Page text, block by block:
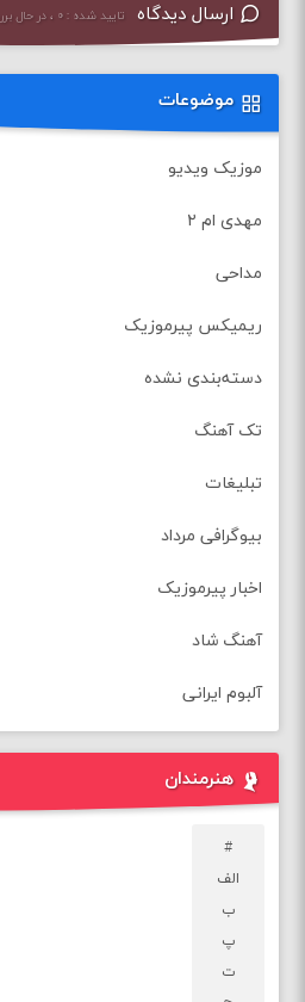
ارسال دیدگاه تایید شده : ۰ ، در حال بررسی : ۰ ، مجموع : ۰ نظر
موضوعات
موزیک ویدیو
مهدی ام ۲
مداحی
ریمیکس پیرموزیک
دسته‌بندی نشده
تک آهنگ
تبلیغات
بیوگرافی مرداد
اخبار پیرموزیک
آهنگ شاد
آلبوم ایرانی
هنرمندان
#
الف
ب
پ
ت